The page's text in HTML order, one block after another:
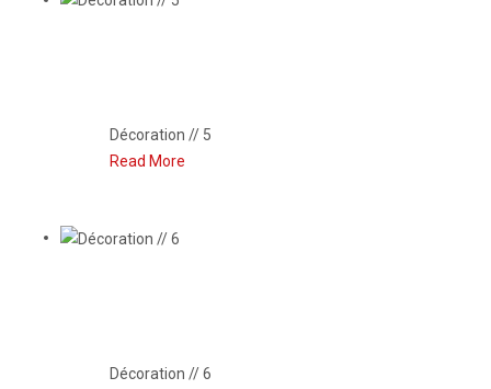
Décoration // 5
Read More
Décoration // 6